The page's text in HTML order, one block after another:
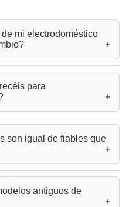
mi electrodoméstico
generalmente
la compatibilidad del
para
incluyendo piezas para
como compatibles
son igual de fiables que
calidad para garantizar un
antiguos de